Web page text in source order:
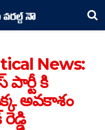
News:
పార్టీ కి
అవకాశం